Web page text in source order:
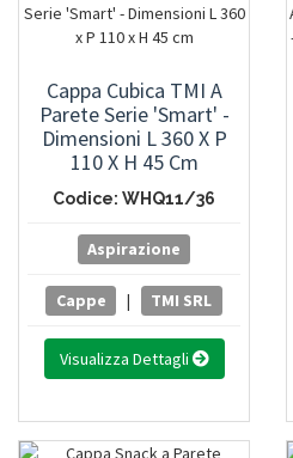
Cappa Cubica TMI A
Parete Serie 'Smart' -
Dimensioni L 360 X P
110 X H 45 Cm
Codice: WHQ11/36
Aspirazione
Cappe | TMI SRL
Visualizza Dettagli